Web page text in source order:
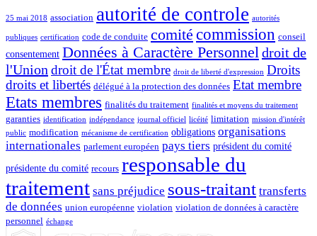
25 mai 2018 association autorité de controle autorités
publiques certification code de conduite comité commission conseil
consentement Données à Caractère Personneldroit de
l'Union droit de l'État membre droit de liberté d'expression Droits
droits et libertés délégué à la protection des données Etat membre
Etats membres finalités du traitement finalités et moyens du traitement
garanties identification indépendance journal officiel licéité limitation mission d'intérêt
public modification mécanisme de certification obligations organisations
internationales parlement européen pays tiers président du comité
présidente du comité recours responsable du
traitement sans préjudice sous-traitant transferts
de données union européenne violation violation de données à caractère
personnel échange